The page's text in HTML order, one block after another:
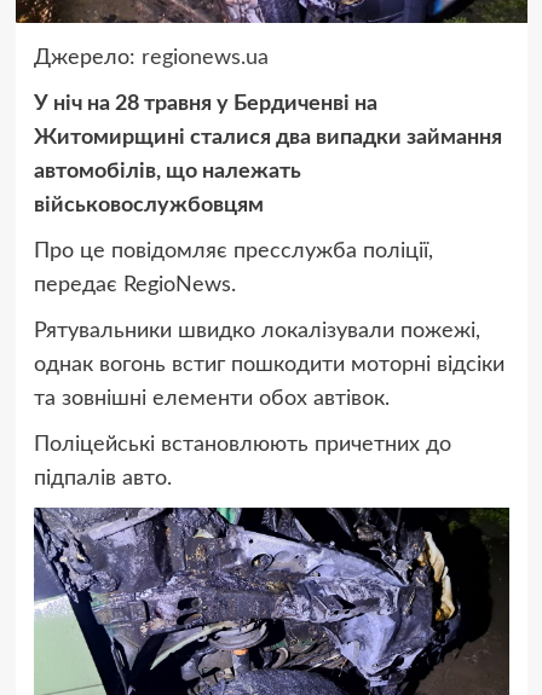
Джерело: regionews.ua
У ніч на 28 травня у Бердиченві на
Житомирщині сталися два випадки займання
автомобілів, що належать
військовослужбовцям
Про це повідомляє пресслужба поліції,
передає RegioNews.
Рятувальники швидко локалізували пожежі,
однак вогонь встиг пошкодити моторні відсіки
та зовнішні елементи обох автівок.
Поліцейські встановлюють причетних до
підпалів авто.